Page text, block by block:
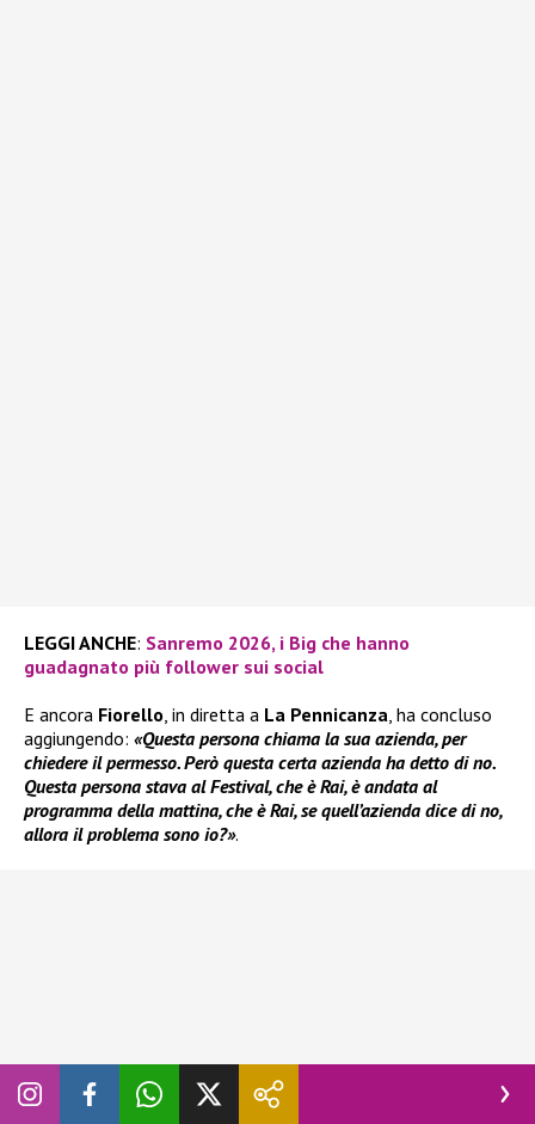
LEGGI ANCHE: Sanremo 2026, i Big che hanno
guadagnato più follower sui social
E ancora Fiorello, in diretta a La Pennicanza, ha concluso
aggiungendo: «Questa persona chiama la sua azienda, per
chiedere il permesso. Però questa certa azienda ha detto di no.
Questa persona stava al Festival, che è Rai, è andata al
programma della mattina, che è Rai, se quell’azienda dice di no,
allora il problema sono io?».